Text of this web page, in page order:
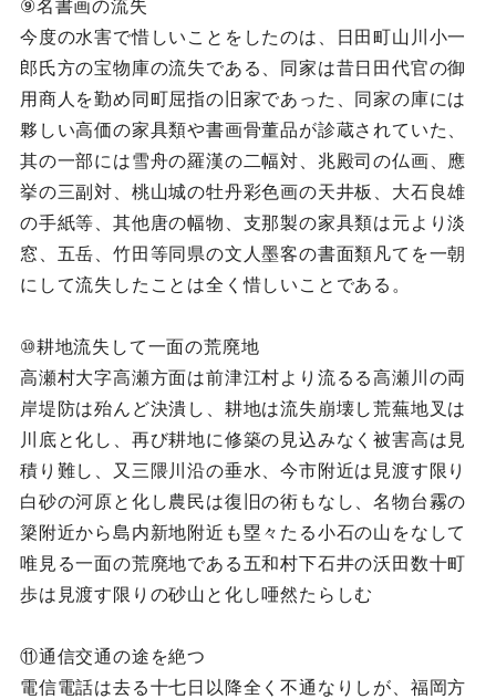
⑨名書画の流失
今度の水害で惜しいことをしたのは、日田町山川小一
郎氏方の宝物庫の流失である、同家は昔日田代官の御
用商人を勤め同町屈指の旧家であった、同家の庫には
夥しい高価の家具類や書画骨董品が診蔵されていた、
其の一部には雪舟の羅漢の二幅対、兆殿司の仏画、應
挙の三副対、桃山城の牡丹彩色画の天井板、大石良雄
の手紙等、其他唐の幅物、支那製の家具類は元より淡
窓、五岳、竹田等同県の文人墨客の書面類凡てを一朝
にして流失したことは全く惜しいことである。
⑩耕地流失して一面の荒廃地
高瀬村大字高瀬方面は前津江村より流るる高瀬川の両
岸堤防は殆んど決潰し、耕地は流失崩壊し荒蕪地叉は
川底と化し、再び耕地に修築の見込みなく被害高は見
積り難し、又三隈川沿の垂水、今市附近は見渡す限り
白砂の河原と化し農民は復旧の術もなし、名物台霧の
簗附近から島内新地附近も塁々たる小石の山をなして
唯見る一面の荒廃地である五和村下石井の沃田数十町
歩は見渡す限りの砂山と化し唖然たらしむ
⑪通信交通の途を絶つ
電信電話は去る十七日以降全く不通なりしが、福岡方